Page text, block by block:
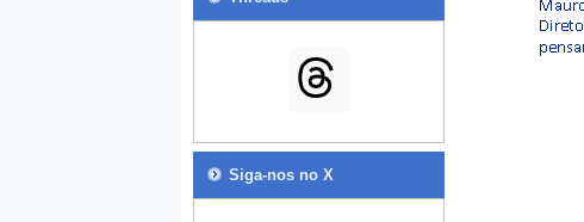
Siga-nos no X